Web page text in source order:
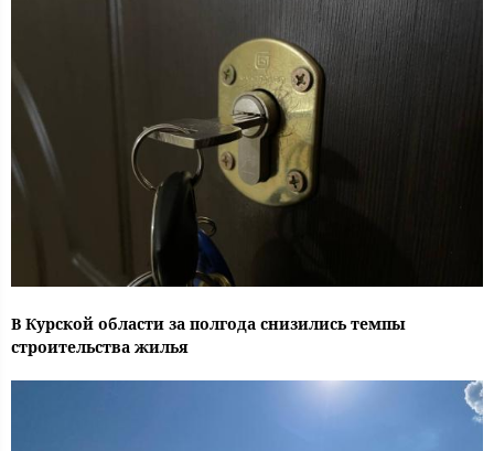
В Курской области за полгода снизились темпы
строительства жилья